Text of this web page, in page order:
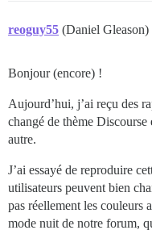
reoguy55 (Daniel Gleason)
Bonjour (encore) !
Aujourd’hui, j’ai reçu des
changé de thème
autre.
J’ai essayé de reproduire
utilisateurs peuvent bien
pas réellement les couleurs
mode nuit de notre forum,